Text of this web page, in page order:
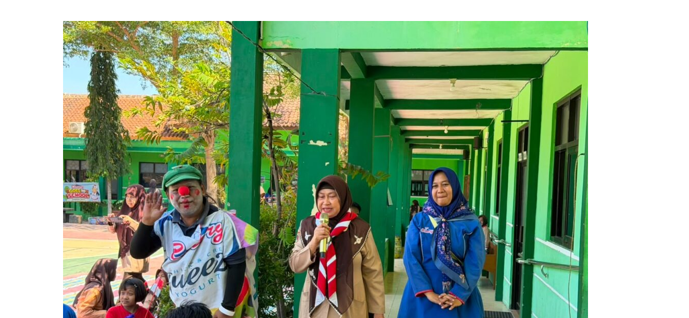
Semarak
Hari
Anak
Nasional
Keceriaan
dan
Edukasi
Sehat
Bersama
“Cimory
Goes
to
School”
di
SLB
Negeri
Sragen